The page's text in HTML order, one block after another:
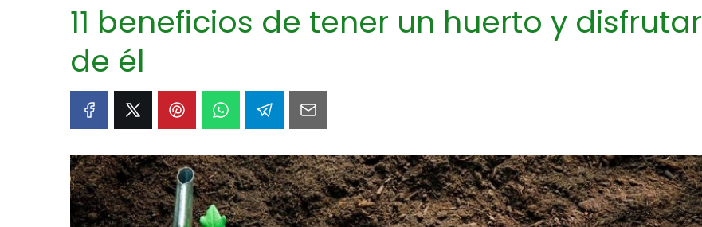
11 beneficios de tener un huerto y disfrutar
de él